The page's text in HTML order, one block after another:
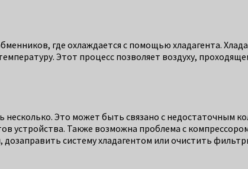
где охлаждается с помощью хладагента.
Этот процесс позволяет воздуху,
Это может быть связано с недостаточным
устройства. Также возможна проблема с
систему хладагентом или очистить